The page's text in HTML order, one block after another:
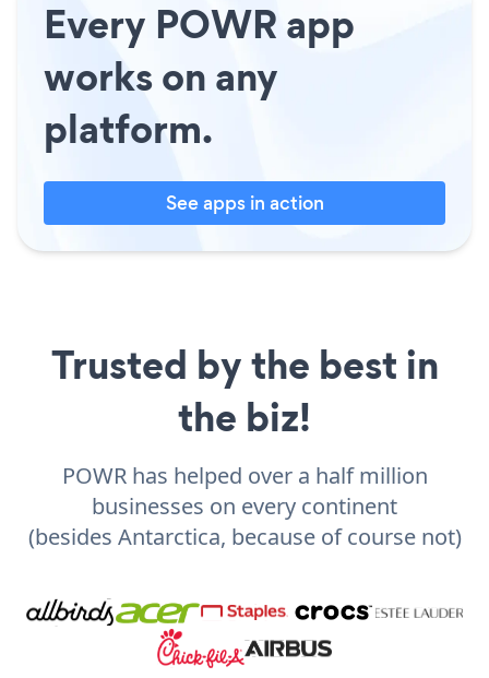
Every POWR app
works on any
platform.
See apps in action
Trusted by the best in
the biz!
POWR has helped over a half million
businesses on every continent
(besides Antarctica, because of course not)